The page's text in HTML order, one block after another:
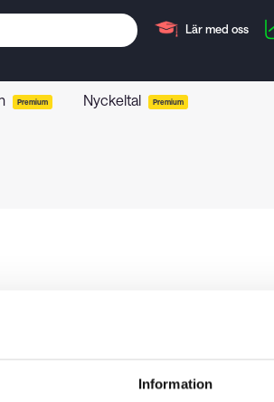
Information
Lär med oss
Premium Nyckeltal Premium